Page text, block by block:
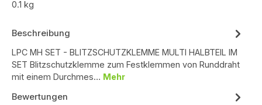
0.1 kg
Beschreibung
LPC MH SET - BLITZSCHUTZKLEMME MULTI HALBTEIL IM
SET Blitzschutzklemme zum Festklemmen von Runddraht
mit einem Durchmes… Mehr
Bewertungen